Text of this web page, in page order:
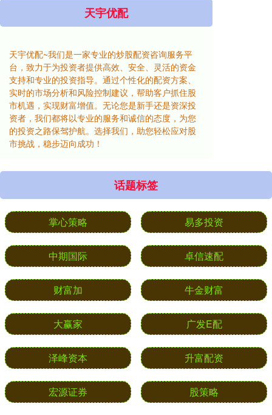
天宇优配
天宇优配~我们是一家专业的炒股配资咨询服务平
台，致力于为投资者提供高效、安全、灵活的资金
支持和专业的投资指导。通过个性化的配资方案、
实时的市场分析和风险控制建议，帮助客户抓住股
市机遇，实现财富增值。无论您是新手还是资深投
资者，我们都将以专业的服务和诚信的态度，为您
的投资之路保驾护航。选择我们，助您轻松应对股
市挑战，稳步迈向成功！
话题标签
掌心策略 易多投资
中期国际 卓信速配
财富加 牛金财富
大赢家 广发E配
泽峰资本 升富配资
宏源证券 股策略